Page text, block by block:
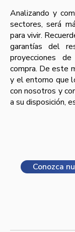
Analizando y
sectores, será
para vivir.
garantías del
proyecciones
compra. De este
y el entorno que
con nosotros y
a su disposición,
Conozca